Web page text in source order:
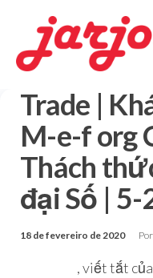
Trade |
M-e-f org
Thách
đại Số | 5-
18 de fevereiro de 2020 Por
, viết tắt